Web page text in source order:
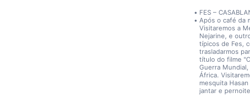
FES –
Após o café da
Visitaremos a
Nejarine, e
típicos de Fes,
trasladarmos
título do filme
Guerra
África.
mesquita
jantar e